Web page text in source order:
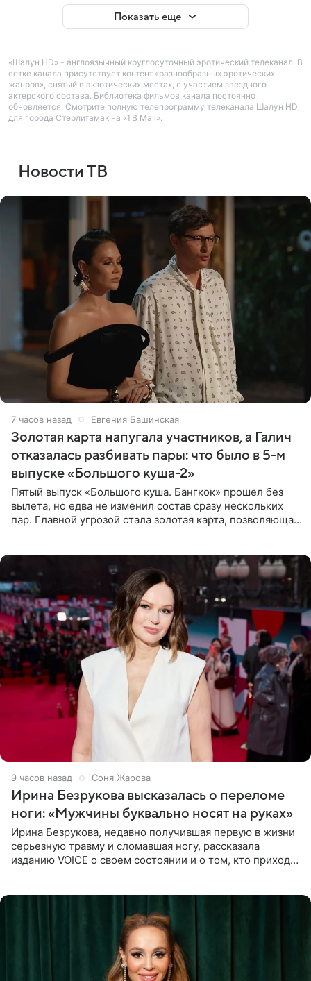
Показать еще
«Шалун HD» - англоязычный круглосуточный эротический телеканал. В
сетке канала присутствует контент «разнообразных эротических
жанров», снятый в экзотических местах, с участием звездного
актерского состава. Библиотека фильмов канала постоянно
обновляется. Смотрите полную телепрограмму телеканала Шалун HD
для города Стерлитамак на «ТВ Mail».
Новости ТВ
7 часов назад Евгения Башинская
Золотая карта напугала участников, а Галич
отказалась разбивать пары: что было в 5-м
выпуске «Большого куша-2»
Пятый выпуск «Большого куша. Бангкок» прошел без
вылета, но едва не изменил состав сразу нескольких
пар. Главной угрозой стала золотая карта, позволяющая
9 часов назад Соня Жарова
Ирина Безрукова высказалась о переломе
ноги: «Мужчины буквально носят на руках»
Ирина Безрукова, недавно получившая первую в жизни
серьезную травму и сломавшая ногу, рассказала
изданию VOICE о своем состоянии и о том, кто приходит